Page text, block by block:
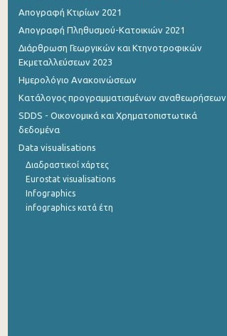
Νοεμβρίου 2022
Σεπτεμβρίου 2022
Ιουλίου 2022
Ιουνίου 2022
Μαΐου 2022
Απριλίου 2022
Απογραφή Κτιρίων 2021
Απογραφή Πληθυσμού-Κατοικιών 2021
Διάρθρωση Γεωργικών και Κτηνοτροφικών
Εκμεταλλεύσεων 2023
Ημερολόγιο Ανακοινώσεων
Κατάλογος προγραμματισμένων αναθεωρήσεων
SDDS - Οικονομικά και Χρηματοπιστωτικά
δεδομένα
Data visualisations
Διαδραστικοί χάρτες
Eurostat visualisations
Infographics
infographics κατά έτη